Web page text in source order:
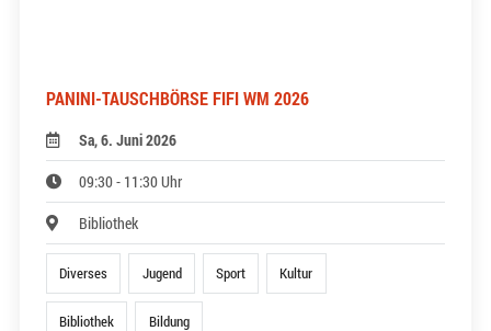
PANINI-TAUSCHBÖRSE FIFI WM 2026
Sa, 6. Juni 2026
09:30 - 11:30 Uhr
Bibliothek
Diverses Jugend Sport Kultur
Bibliothek Bildung